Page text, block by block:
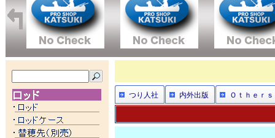
つり人社 内外出版 Ｏｔｈｅｒ